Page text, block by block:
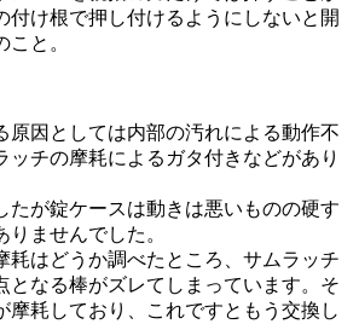
付け根で押し付けるようにしないと開
こと。
原因としては内部の汚れによる動作不
ッチの摩耗によるガタ付きなどがあり
たが錠ケースは動きは悪いものの硬す
りませんでした。
耗はどうか調べたところ、サムラッチ
となる棒がズレてしまっています。そ
摩耗しており、これですともう交換し